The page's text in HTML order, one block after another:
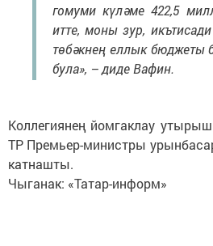
гомуми күләме 422,5
итте, моны зур,
төбәкнең еллык бюджеты
була», – диде Вафин.
Коллегиянең йомгаклау
ТР Премьер-министры
катнашты.
Чыганак: «Татар-информ»